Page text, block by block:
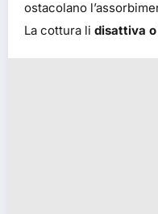
ostacolano
La cottura li disattiva